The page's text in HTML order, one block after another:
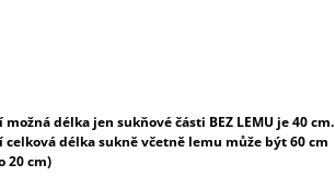
délka jen sukňové části BEZ LEMU je 40 cm.
celková délka sukně včetně lemu může být 60 cm
20 cm)